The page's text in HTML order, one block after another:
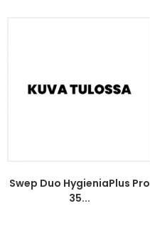
Swep Duo HygieniaPlus Pro
35...